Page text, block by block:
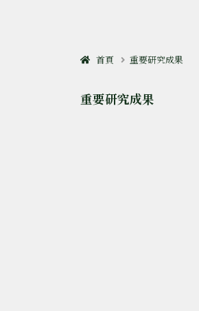
首頁 重要研究成果
重要研究成果